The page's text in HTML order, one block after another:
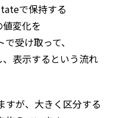
で保持する
変化を
受け取って、
表示するという流れ
すが、大きく区分する